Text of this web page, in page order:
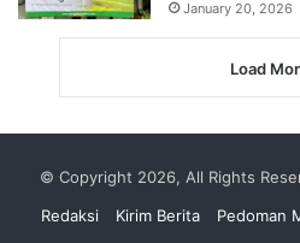
January 20, 2026
Load
© Copyright 2026, All Rights
Redaksi
Kirim Berita Pedoman